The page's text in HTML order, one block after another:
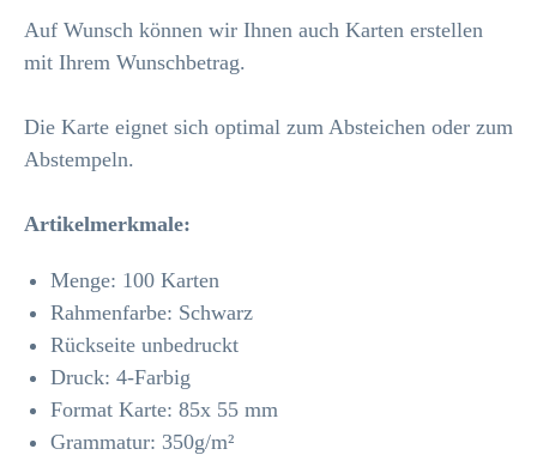
Auf Wunsch können wir Ihnen auch Karten erstellen
mit Ihrem Wunschbetrag.
Die Karte eignet sich optimal zum Absteichen oder zum
Abstempeln.
Artikelmerkmale:
Menge: 100 Karten
Rahmenfarbe: Schwarz
Rückseite unbedruckt
Druck: 4-Farbig
Format Karte: 85x 55 mm
Grammatur: 350g/m²